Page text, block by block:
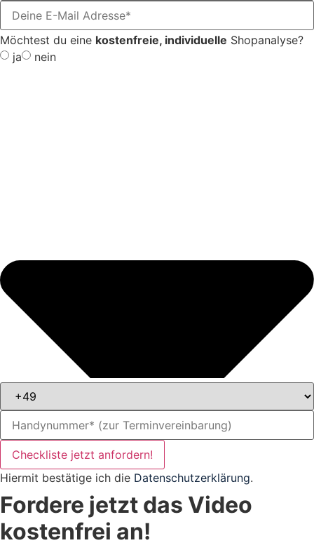
Möchtest du eine kostenfreie, individuelle Shopanalyse?
ja
nein
Checkliste jetzt anfordern!
Hiermit bestätige ich die Datenschutzerklärung.
Fordere jetzt das Video
kostenfrei an!